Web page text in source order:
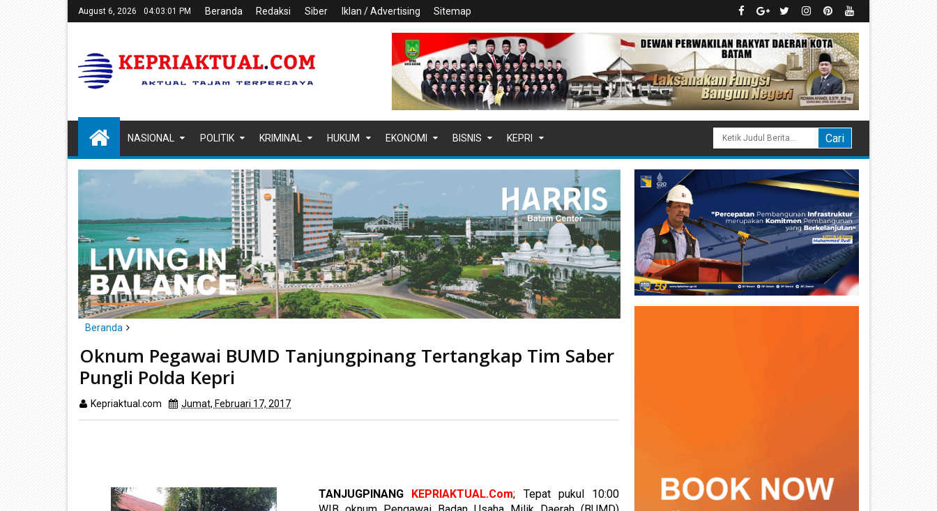
August 6, 2026 04:03:02 PM Beranda Redaksi Siber Iklan / Advertising Sitemap
NASIONAL POLITIK KRIMINAL HUKUM EKONOMI BISNIS KEPRI
Beranda
Oknum Pegawai BUMD Tanjungpinang Tertangkap Tim Saber
Pungli Polda Kepri
Kepriaktual.com Jumat, Februari 17, 2017
TANJUGPINANG KEPRIAKTUAL.Com; Tepat pukul 10:00